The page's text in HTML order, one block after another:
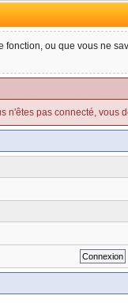
ou que vous ne
pas connecté,